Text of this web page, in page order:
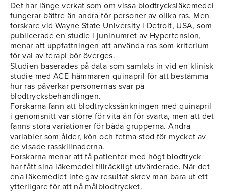
Det har länge verkat som om vissa blodtrycksläkemedel
fungerar bättre än andra för personer av olika ras. Men
forskare vid Wayne State University i Detroit, USA, som
publicerade en studie i juninumret av Hypertension,
menar att uppfattningen att använda ras som kriterium
för val av terapi bör överges.
Studien baserades på data som samlats in vid en klinisk
studie med ACE-hämmaren quinapril för att bestämma
hur ras påverkar personernas svar på
blodtrycksbehandlingen.
Forskarna fann att blodtryckssänkningen med quinapril
i genomsnitt var större för vita än för svarta, men att det
fanns stora variationer för båda grupperna. Andra
variabler som ålder, kön och fetma stod för mycket av
de visade rasskillnaderna.
Forskarna menar att få patienter med högt blodtryck
har fått sina läkemedel tillräckligt utvärderade. När det
ena läkemedlet inte gav resultat skrev man bara ut ett
ytterligare för att nå målblodtrycket.